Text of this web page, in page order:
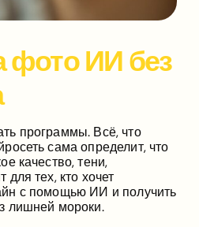
фото ИИ без
программы. Всё, что
сама определит, что
качество, тени,
для тех, кто хочет
с помощью ИИ и получить
лишней мороки.